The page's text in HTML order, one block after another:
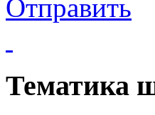
Отправить
Тематика